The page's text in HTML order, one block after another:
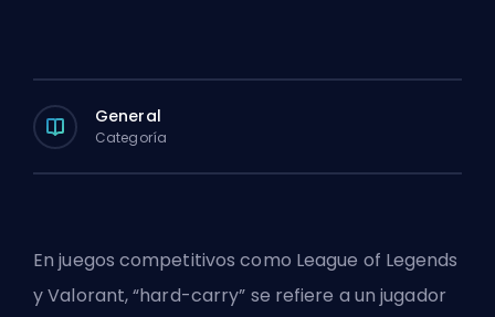
General
Categoría
En juegos competitivos como League of Legends
y Valorant, “hard-carry” se refiere a un jugador